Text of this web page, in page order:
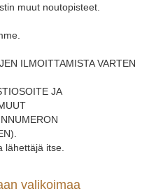
muut noutopisteet.
ILMOITTAMISTA VARTEN
JA
lähettäjä itse.
valikoimaa